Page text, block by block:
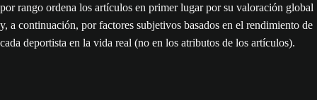
por rango ordena los artículos en primer lugar por su valoración global
y, a continuación, por factores subjetivos basados en el rendimiento de
cada deportista en la vida real (no en los atributos de los artículos).